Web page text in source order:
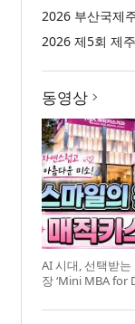
2026 부산국제
2026 제5회 제
동영상
AI 시대, 선택받
장 ‘Mini MBA for